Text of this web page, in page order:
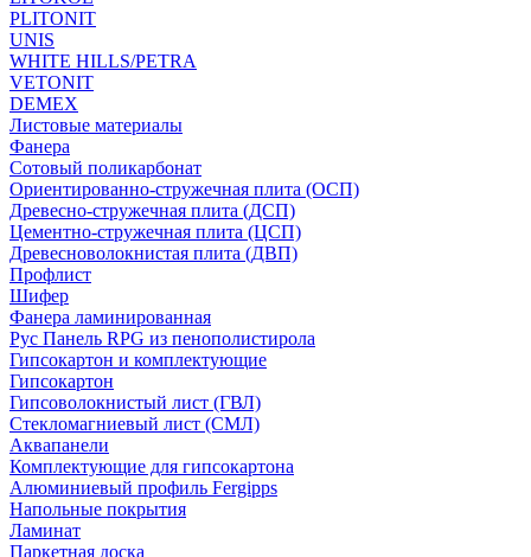
PLITONIT
UNIS
WHITE HILLS/PETRA
VETONIT
DEMEX
Листовые материалы
Фанера
Сотовый поликарбонат
Ориентированно-стружечная плита (ОСП)
Древесно-стружечная плита (ДСП)
Цементно-стружечная плита (ЦСП)
Древесноволокнистая плита (ДВП)
Профлист
Шифер
Фанера ламинированная
Рус Панель RPG из пенополистирола
Гипсокартон и комплектующие
Гипсокартон
Гипсоволокнистый лист (ГВЛ)
Стекломагниевый лист (СМЛ)
Аквапанели
Комплектующие для гипсокартона
Алюминиевый профиль Fergipps
Напольные покрытия
Ламинат
Паркетная доска